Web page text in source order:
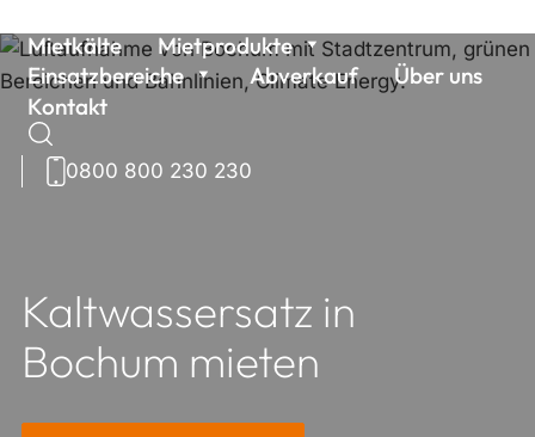
zum
Inhalt
Mietkälte
Mietprodukte
Einsatzbereiche
Abverkauf
Über uns
Kontakt
Suchen
0800 800 230 230
Kaltwassersatz in
Bochum mieten